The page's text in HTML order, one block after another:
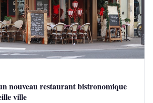
nouveau restaurant bistronomique
ville